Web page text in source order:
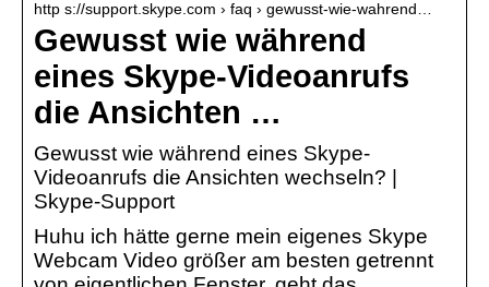
http s://support.skype.com › faq › gewusst-wie-wahrend…
Gewusst wie während
eines Skype-Videoanrufs
die Ansichten …
Gewusst wie während eines Skype-
Videoanrufs die Ansichten wechseln? |
Skype-Support
Huhu ich hätte gerne mein eigenes Skype
Webcam Video größer am besten getrennt